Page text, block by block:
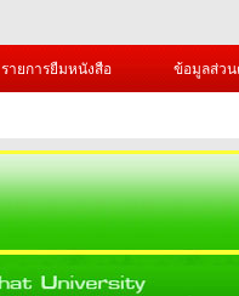
รายการยืมหนังสือ ข้อมูลส่ว